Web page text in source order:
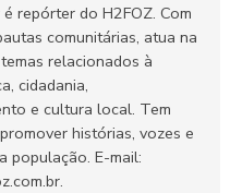
repórter do H2FOZ. Com
comunitárias, atua na
relacionados à
cidadania,
e cultura local. Tem
histórias, vozes e
população. E-mail: